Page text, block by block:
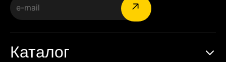
Каталог